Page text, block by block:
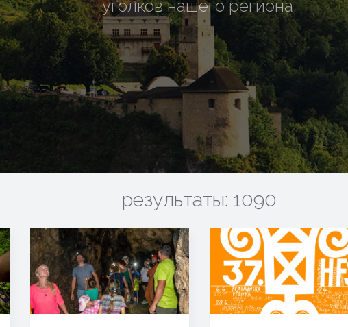
уголков нашего региона.
результаты: 1090